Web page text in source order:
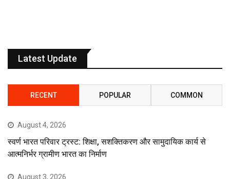
Latest Update
RECENT POPULAR COMMON
August 4, 2026
स्वर्ण भारत परिवार ट्रस्ट: शिक्षा, सशक्तिकरण और सामुदायिक कार्य से
आत्मनिर्भर ग्रामीण भारत का निर्माण
August 3, 2026